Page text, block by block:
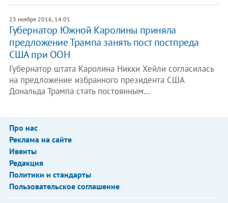
23 ноября 2016, 14:01
Губернатор Южной Каролины приняла
предложение Трампа занять пост постпреда
США при ООН
Губернатор штата Каролина Никки Хейли согласилась
на предложение избранного президента США
Дональда Трампа стать постоянным…
Про нас
Реклама на сайте
Ивенты
Редакция
Политики и стандарты
Пользовательское соглашение